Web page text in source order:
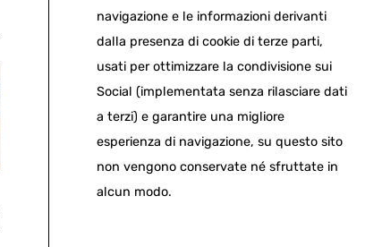
navigazione e le informazioni derivanti
dalla presenza di cookie di terze parti,
usati per ottimizzare la condivisione sui
Social (implementata senza rilasciare dati
a terzi) e garantire una migliore
esperienza di navigazione, su questo sito
non vengono conservate né sfruttate in
alcun modo.